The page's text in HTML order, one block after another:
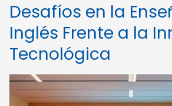
Desafíos en la
Inglés Frente a la
Tecnológica